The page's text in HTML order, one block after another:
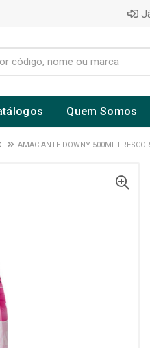
Quem Somos
AMACIANTE DOWNY 500ML